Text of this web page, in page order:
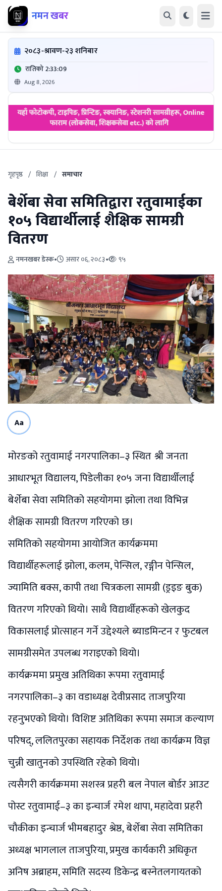
नमन खबर
२०८३-श्रावण-२३ शनिबार
रातिको 2:33:10
Aug 8, 2026
गृहपृष्ठ / शिक्षा / समाचार
बेर्शेबा सेवा समितिद्वारा रतुवामाईका
१०५ विद्यार्थीलाई शैक्षिक सामग्री
वितरण
नमनखबर डेस्क• असार ०६, २०८३• ९५
Aa
मोरङको रतुवामाई नगरपालिका–३ स्थित श्री जनता
आधारभूत विद्यालय, पिडेलीका १०५ जना विद्यार्थीलाई
बेर्शेबा सेवा समितिको सहयोगमा झोला तथा विभिन्न
शैक्षिक सामग्री वितरण गरिएको छ।
समितिको सहयोगमा आयोजित कार्यक्रममा
विद्यार्थीहरूलाई झोला, कलम, पेन्सिल, रङ्गीन पेन्सिल,
ज्यामिति बक्स, कापी तथा चित्रकला सामग्री (ड्रइङ बुक)
वितरण गरिएको थियो। साथै विद्यार्थीहरूको खेलकुद
विकासलाई प्रोत्साहन गर्ने उद्देश्यले ब्याडमिन्टन र फुटबल
सामग्रीसमेत उपलब्ध गराइएको थियो।
कार्यक्रममा प्रमुख अतिथिका रूपमा रतुवामाई
नगरपालिका–३ का वडाध्यक्ष देवीप्रसाद ताजपुरिया
रहनुभएको थियो। विशिष्ट अतिथिका रूपमा समाज कल्याण
परिषद्, ललितपुरका सहायक निर्देशक तथा कार्यक्रम विज्ञ
चुन्नी खातुनको उपस्थिति रहेको थियो।
त्यसैगरी कार्यक्रममा सशस्त्र प्रहरी बल नेपाल बोर्डर आउट
पोस्ट रतुवामाई–३ का इन्चार्ज रमेश थापा, महादेवा प्रहरी
चौकीका इन्चार्ज भीमबहादुर श्रेष्ठ, बेर्शेबा सेवा समितिका
अध्यक्ष भागलाल ताजपुरिया, प्रमुख कार्यकारी अधिकृत
अनिष अब्राहम, समिति सदस्य डिकेन्द्र बस्नेतलगायतको